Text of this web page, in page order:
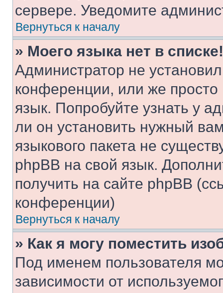
сервере. Уведомите
Вернуться к началу
» Моего языка нет в списке!
Администратор не
конференции, или же
язык. Попробуйте узнать у
ли он установить нужный
языкового пакета не
phpBB на свой язык.
получить на сайте phpBB
конференции)
Вернуться к началу
» Как я могу поместить
Под именем пользователя
зависимости от